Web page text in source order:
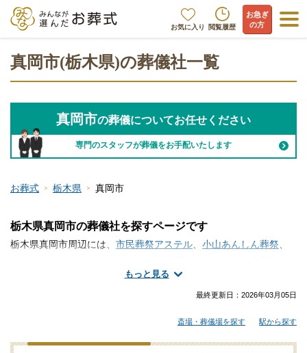
お気に入り 閲覧履歴
お急ぎ
の方
真岡市(栃木県)の葬儀社一覧
真岡市の葬儀についてお任せください
専門のスタッフが葬儀をお手配いたします
お葬式 栃木県 真岡市
もっと見る
栃木県真岡市の葬儀社を探すページです
栃木県真岡市周辺には、 市民葬祭アステル、 小山あんしん葬祭、
葬儀社・葬儀屋さんの情報をお探しですか？火葬のみ、一日葬、
家族葬、一般的なお葬式など、手厚く真心のこもったサービスが
で、ご自身の希望に合わせて選択することが大切です。各葬儀屋
さんの特徴、おすすめの葬儀社などをご覧ください。「みんなが
最終更新日： 2026年03月05日
斎場・葬儀場を探す 駅から探す